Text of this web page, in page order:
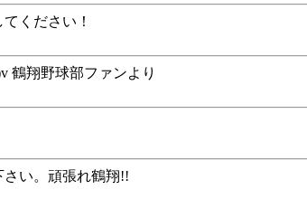
ください！
鶴翔野球部ファンより
い。頑張れ鶴翔!!